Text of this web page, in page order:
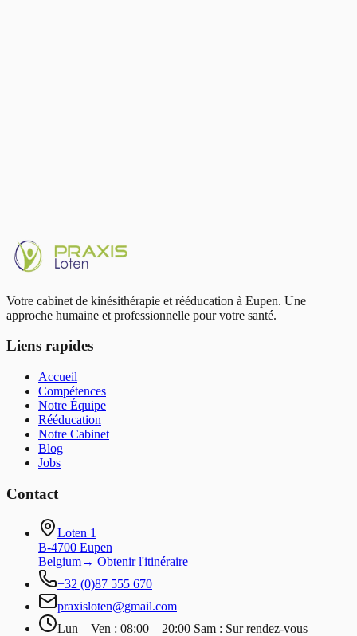
Votre cabinet de kinésithérapie et rééducation à Eupen. Une
approche humaine et professionnelle pour votre santé.
Liens rapides
Accueil
Compétences
Notre Équipe
Rééducation
Notre Cabinet
Blog
Jobs
Contact
Loten 1
B-4700 Eupen
Belgium→ Obtenir l'itinéraire
+32 (0)87 555 670
praxisloten@gmail.com
Lun – Ven : 08:00 – 20:00 Sam : Sur rendez-vous